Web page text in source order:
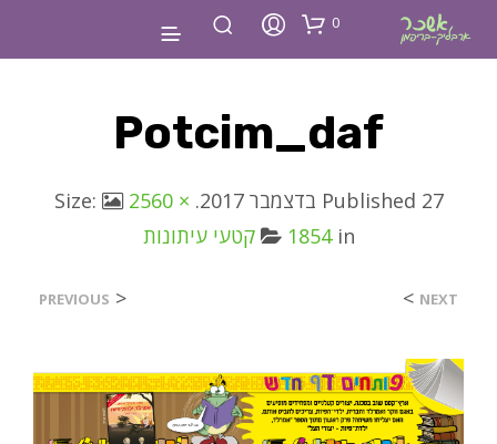
0
Potcim_daf
Published 27 בדצמבר 2017 . Size:
2560 ×
1854in קטעי עיתונות
<
PREVIOUS NEXT
>